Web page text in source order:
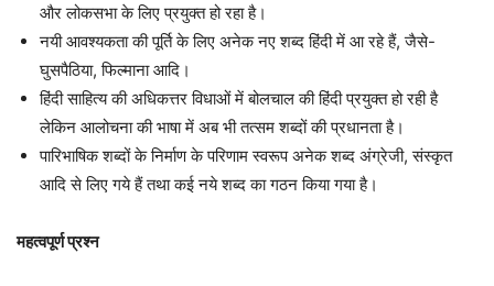
और लोकसभा के लिए प्रयुक्त हो रहा है।
नयी आवश्यकता की पूर्ति के लिए अनेक नए शब्द हिंदी में आ रहे हैं, जैसे-
घुसपैठिया, फिल्माना आदि।
हिंदी साहित्य की अधिकत्तर विधाओं में बोलचाल की हिंदी प्रयुक्त हो रही है
लेकिन आलोचना की भाषा में अब भी तत्सम शब्दों की प्रधानता है।
पारिभाषिक शब्दों के निर्माण के परिणाम स्वरूप अनेक शब्द अंग्रेजी, संस्कृत
आदि से लिए गये हैं तथा कई नये शब्द का गठन किया गया है।
महत्वपूर्ण प्रश्न